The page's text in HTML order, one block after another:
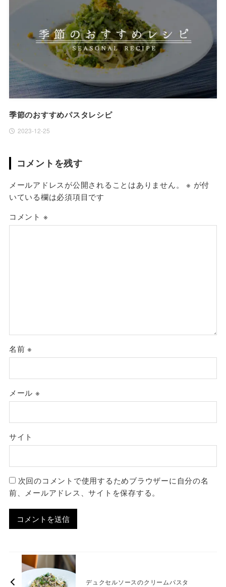
季節のおすすめパスタレシピ
2023-12-25
コメントを残す
メールアドレスが公開されることはありません。 ※ が付
いている欄は必須項目です
コメント ※
名前※
メール ※
サイト
次回のコメントで使用するためブラウザーに自分の名
前、メールアドレス、サイトを保存する。
デュクセルソースのクリームパスタ